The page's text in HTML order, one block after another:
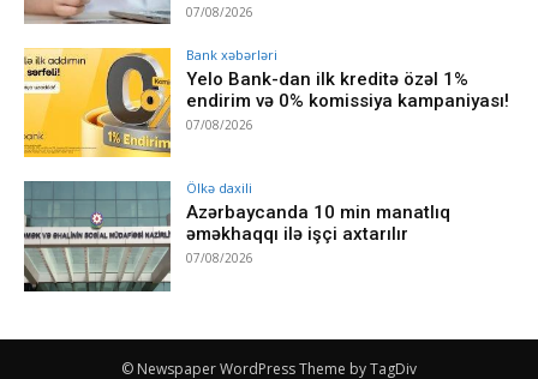
07/08/2026
Bank xəbərləri
Yelo Bank-dan ilk kreditə özəl 1%
endirim və 0% komissiya kampaniyası!
07/08/2026
Ölkə daxili
Azərbaycanda 10 min manatlıq
əməkhaqqı ilə işçi axtarılır
07/08/2026
© Newspaper WordPress Theme by TagDiv